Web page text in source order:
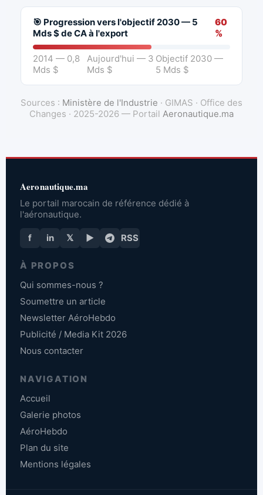
🎯 Progression vers l'objectif 2030 — 5
Mds $ de CA à l'export
60
%
2014 — 0,8
Mds $
Aujourd'hui — 3
Mds $
Objectif 2030 —
5 Mds $
Sources : Ministère de l'Industrie · GIMAS · Office des
Changes · 2025-2026 — Portail Aeronautique.ma
Aeronautique.ma
Le portail marocain de référence dédié à
l'aéronautique.
f in 𝕏 ▶ RSS
À PROPOS
Qui sommes-nous ?
Soumettre un article
Newsletter AéroHebdo
Publicité / Media Kit 2026
Nous contacter
NAVIGATION
Accueil
Galerie photos
AéroHebdo
Plan du site
Mentions légales